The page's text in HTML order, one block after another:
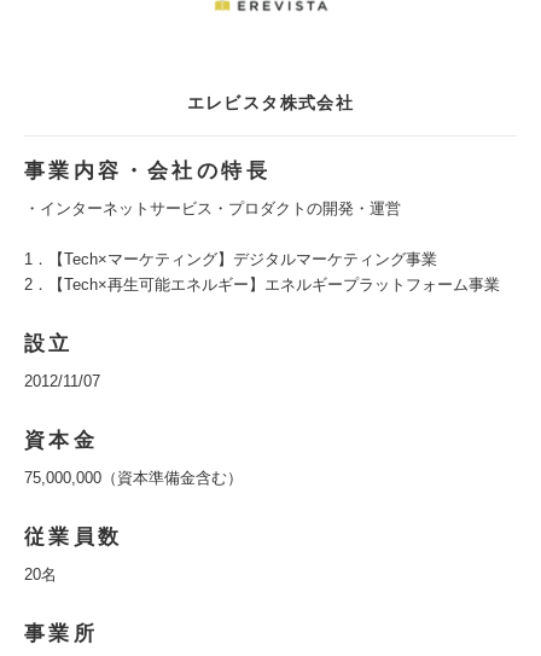
エレビスタ株式会社
事業内容・会社の特長
・インターネットサービス・プロダクトの開発・運営
1．【Tech×マーケティング】デジタルマーケティング事業
2．【Tech×再生可能エネルギー】エネルギープラットフォーム事業
設立
2012/11/07
資本金
75,000,000（資本準備金含む）
従業員数
20名
事業所